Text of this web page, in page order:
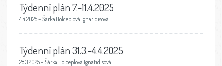
Týdenní plán 7.-11.4.2025
4.4.2025 – Šárka Holceplová Ignatidisová
Týdenní plán 31.3.-4.4.2025
28.3.2025 – Šárka Holceplová Ignatidisová